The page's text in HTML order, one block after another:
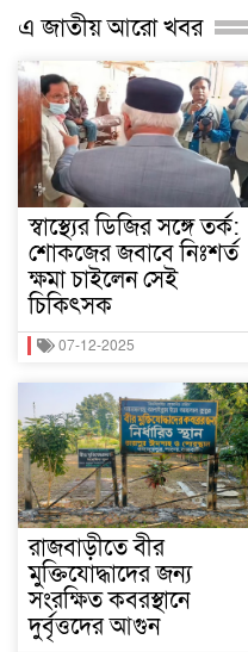
এ জাতীয় আরো খবর
স্বাস্থ্যের ডিজির সঙ্গে তর্ক:
শোকজের জবাবে নিঃশর্ত
ক্ষমা চাইলেন সেই
চিকিৎসক
07-12-2025
রাজবাড়ীতে বীর
মুক্তিযোদ্ধাদের জন্য
সংরক্ষিত কবরস্থানে
দুর্বৃত্তদের আগুন